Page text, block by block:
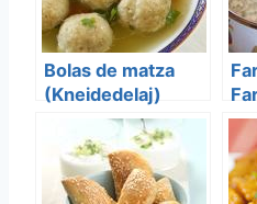
Bolas de matza
(Kneidedelaj)